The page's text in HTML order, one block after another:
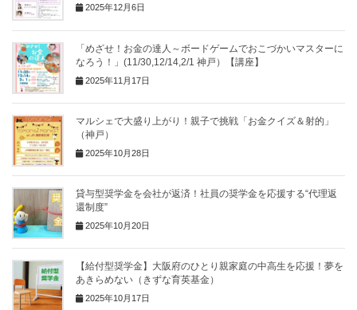
2025年12月6日
「めざせ！お金の達人～ボードゲームでおこづかいマスターに
なろう！」(11/30,12/14,2/1 神戸）【講座】
2025年11月17日
マルシェで大盛り上がり！親子で挑戦「お金クイズ＆射的」
（神戸）
2025年10月28日
貸与型奨学金を会社が返済！社員の奨学金を応援する“代理返
還制度”
2025年10月20日
【給付型奨学金】大阪府のひとり親家庭の中高生を応援！夢を
あきらめない（きずな育英基金）
2025年10月17日